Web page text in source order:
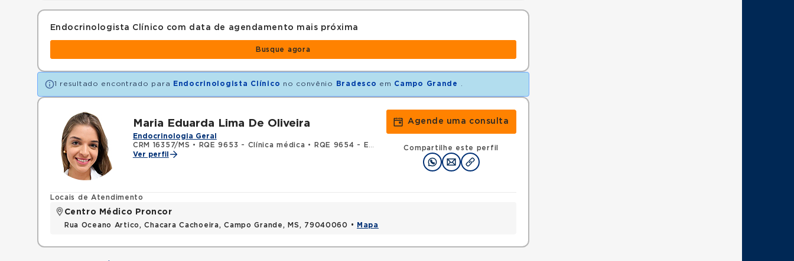
Endocrinologista Clínico com data de agendamento mais próxima
Busque agora
1 resultado encontrado para Endocrinologista Clínico no convênio Bradesco em Campo Grande
Maria Eduarda Lima De Oliveira
Endocrinologia Geral
CRM 16357/MS • RQE 9653 - Clínica médica •
RQE 9654 - Endocrinologia e metabologia
Ver perfil
Agende uma consulta
Compartilhe este perfil
Locais de Atendimento
Centro Médico Proncor
Rua Oceano Artico, Chacara Cachoeira, Campo Grande, MS, 79040060 • Mapa